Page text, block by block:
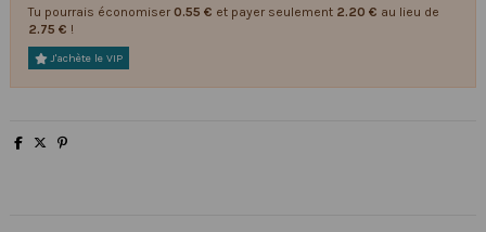
Tu pourrais économiser 0.55 € et payer seulement 2.20 € au lieu de
2.75 € !
J'achète le VIP